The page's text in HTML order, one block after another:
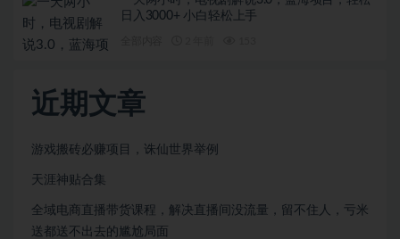
日入3000+ 小白轻松上手
近期文章
游戏搬砖必赚项目，诛仙世界举例
天涯神贴合集
全域电商直播带货课程，解决直播间没流量，留不住人，亏米
送都送不出去的尴尬局面